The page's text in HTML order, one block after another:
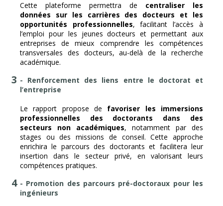
Cette plateforme permettra de centraliser les
données sur les carrières des docteurs et les
opportunités professionnelles, facilitant l’accès à
l’emploi pour les jeunes docteurs et permettant aux
entreprises de mieux comprendre les compétences
transversales des docteurs, au-delà de la recherche
académique.
- Renforcement des liens entre le doctorat et
l’entreprise
Le rapport propose de favoriser les immersions
professionnelles des doctorants dans des
secteurs non académiques, notamment par des
stages ou des missions de conseil. Cette approche
enrichira le parcours des doctorants et facilitera leur
insertion dans le secteur privé, en valorisant leurs
compétences pratiques.
- Promotion des parcours pré-doctoraux pour les
ingénieurs